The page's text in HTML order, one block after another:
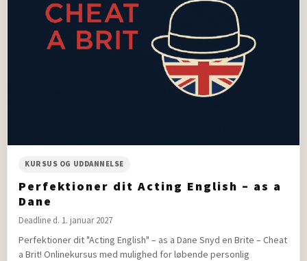
KURSUS OG UDDANNELSE
Perfektioner dit Acting English – as a
Dane
Deadline d. 1. januar 2027
Perfektioner dit "Acting English" – as a Dane Snyd en Brite – Cheat
a Brit! Onlinekursus med mulighed for løbende personlig